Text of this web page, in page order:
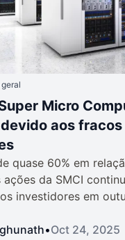
Micro
aos
quase 60% em
da SMCI
investidores em
•Oct 24, 2025